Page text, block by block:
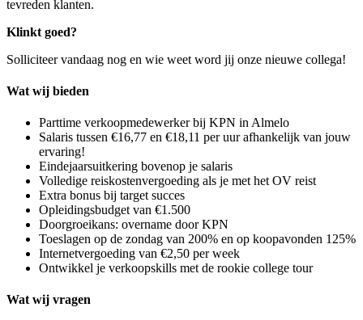
tevreden klanten.
Klinkt goed?
Solliciteer vandaag nog en wie weet word jij onze nieuwe collega!
Wat wij bieden
Parttime verkoopmedewerker bij KPN in Almelo
Salaris tussen €16,77 en €18,11 per uur afhankelijk van jouw
ervaring!
Eindejaarsuitkering bovenop je salaris
Volledige reiskostenvergoeding als je met het OV reist
Extra bonus bij target succes
Opleidingsbudget van €1.500
Doorgroeikans: overname door KPN
Toeslagen op de zondag van 200% en op koopavonden 125%
Internetvergoeding van €2,50 per week
Ontwikkel je verkoopskills met de rookie college tour
Wat wij vragen